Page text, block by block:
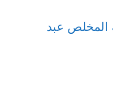
المخلص عبد